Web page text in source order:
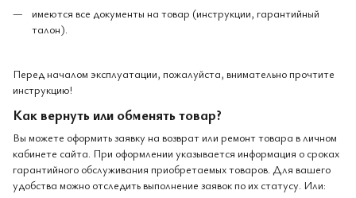
имеются все документы на товар (инструкции, гарантийный
талон).
Перед началом эксплуатации, пожалуйста, внимательно прочтите
инструкцию!
Как вернуть или обменять товар?
Вы можете оформить заявку на возврат или ремонт товара в личном
кабинете сайта. При оформлении указывается информация о сроках
гарантийного обслуживания приобретаемых товаров. Для вашего
удобства можно отследить выполнение заявок по их статусу. Или: